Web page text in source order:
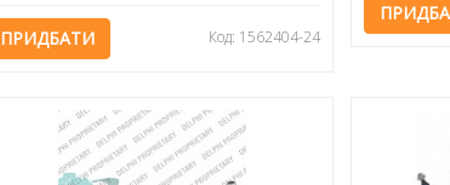
ПРИДБАТИ Код: 1562404-24